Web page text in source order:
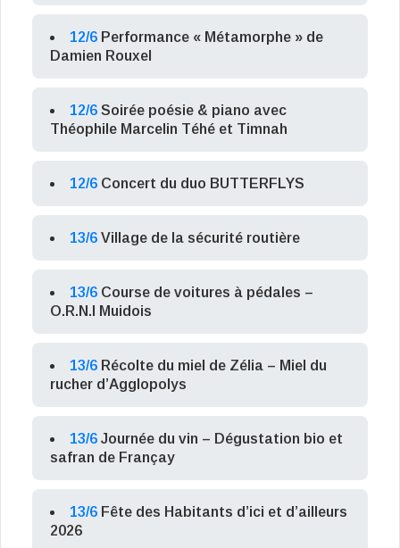
12/6 Performance « Métamorphe » de
Damien Rouxel
12/6 Soirée poésie & piano avec
Théophile Marcelin Téhé et Timnah
12/6 Concert du duo BUTTERFLYS
13/6 Village de la sécurité routière
13/6 Course de voitures à pédales –
O.R.N.I Muidois
13/6 Récolte du miel de Zélia – Miel du
rucher d’Agglopolys
13/6 Journée du vin – Dégustation bio et
safran de Françay
13/6 Fête des Habitants d’ici et d’ailleurs
2026